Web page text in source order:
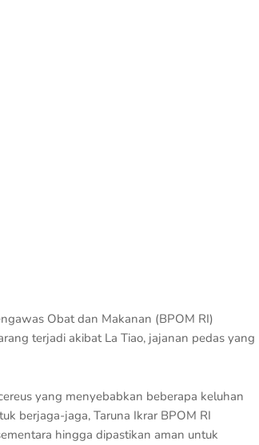
Obat dan Makanan (BPOM RI)
terjadi akibat La Tiao, jajanan pedas yang
yang menyebabkan beberapa keluhan
berjaga-jaga, Taruna Ikrar BPOM RI
hingga dipastikan aman untuk